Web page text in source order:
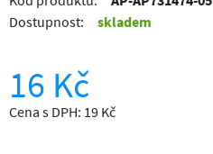
Dostupnost:
skladem
16 Kč
Cena s DPH: 19 Kč